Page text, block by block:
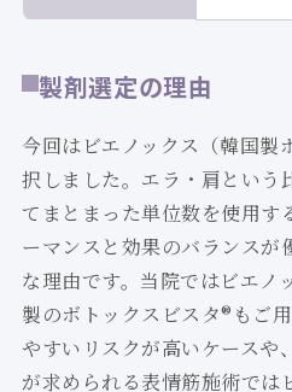
製剤選定の理由
今回はビエノックス（韓国製
択しました。エラ・肩という
てまとまった単位数を使用す
ーマンスと効果のバランスが
な理由です。当院ではビエノ
製のボトックスビスタ®もご
やすいリスクが高いケースや
が求められる表情筋施術では